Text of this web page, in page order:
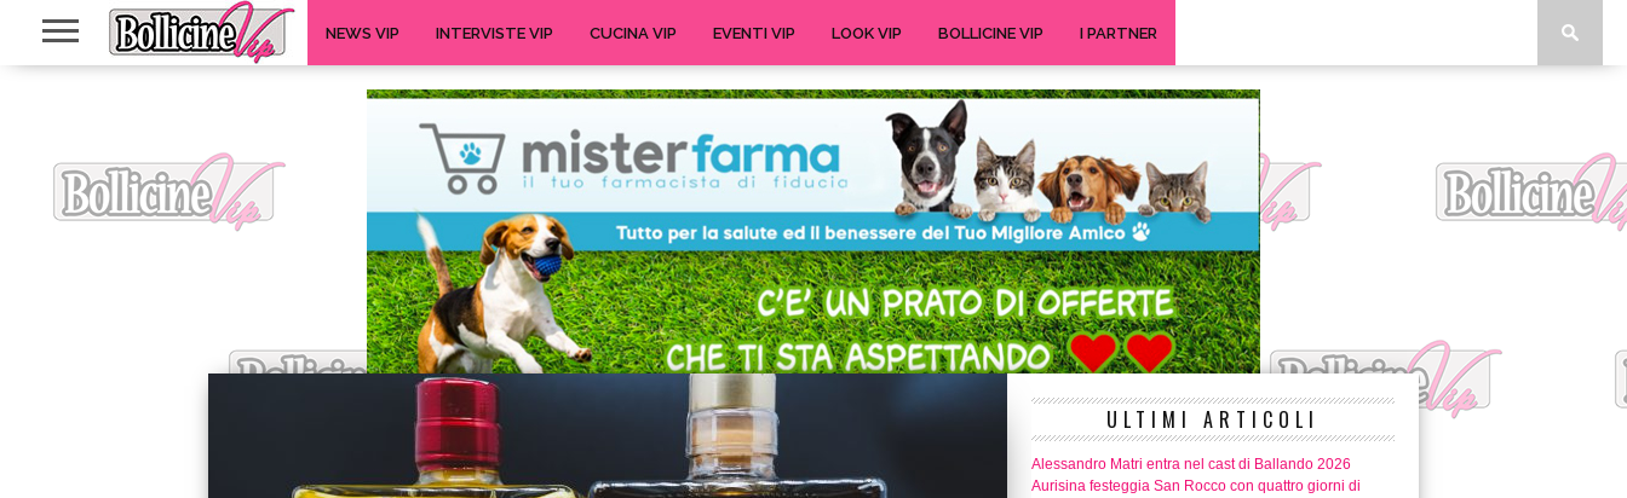
NEWS VIP INTERVISTE VIP CUCINA VIP EVENTI VIP LOOK VIP BOLLICINE VIP I PARTNER
ULTIMI ARTICOLI
Alessandro Matri entra nel cast di Ballando 2026
Aurisina festeggia San Rocco con quattro giorni di